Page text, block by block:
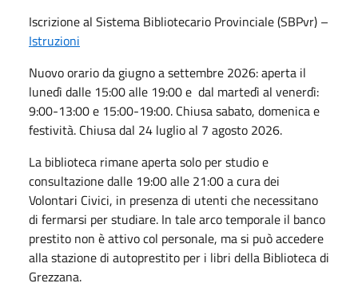
Iscrizione al Sistema Bibliotecario Provinciale (SBPvr) –
Istruzioni
Nuovo orario da giugno a settembre 2026: aperta il
lunedì dalle 15:00 alle 19:00 e dal martedì al venerdì:
9:00-13:00 e 15:00-19:00. Chiusa sabato, domenica e
festività. Chiusa dal 24 luglio al 7 agosto 2026.
La biblioteca rimane aperta solo per studio e
consultazione dalle 19:00 alle 21:00 a cura dei
Volontari Civici, in presenza di utenti che necessitano
di fermarsi per studiare. In tale arco temporale il banco
prestito non è attivo col personale, ma si può accedere
alla stazione di autoprestito per i libri della Biblioteca di
Grezzana.